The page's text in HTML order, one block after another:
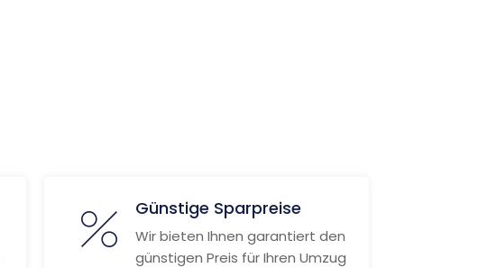
Günstige Sparpreise
Wir bieten Ihnen garantiert den
günstigen Preis für Ihren Umzug